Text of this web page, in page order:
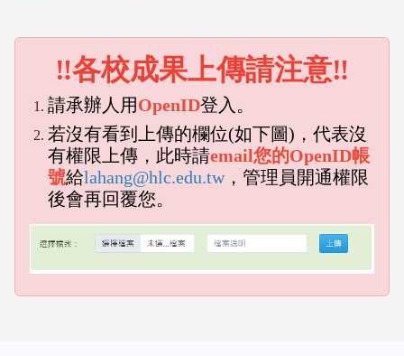
‼各校成果上傳請注意‼
請承辦人用OpenID登入。
若沒有看到上傳的欄位(如下圖)，代表沒
有權限上傳，此時請email您的OpenID帳
號給lahang@hlc.edu.tw，管理員開通權限
後會再回覆您。
empty head